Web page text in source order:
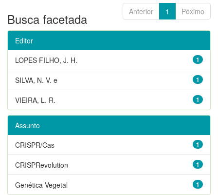
Anterior 1 Póximo
Busca facetada
Editor
1
LOPES FILHO, J. H.
1
SILVA, N. V. e
1
VIEIRA, L. R.
Assunto
1
CRISPR/Cas
1
CRISPRevolution
1
Genética Vegetal